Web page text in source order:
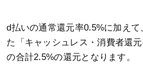
d払いの通常還元率0.5%に加え
た「キャッシュレス・消費者還
の合計2.5%の還元となります。